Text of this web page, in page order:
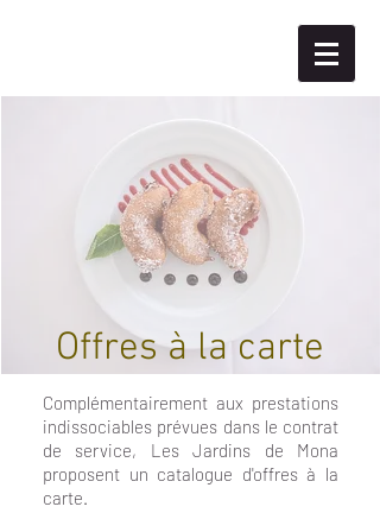
Offres à la carte
Complémentairement aux prestations
indissociables prévues dans le contrat
de service, Les Jardins de Mona
proposent un catalogue d'offres à la
carte.